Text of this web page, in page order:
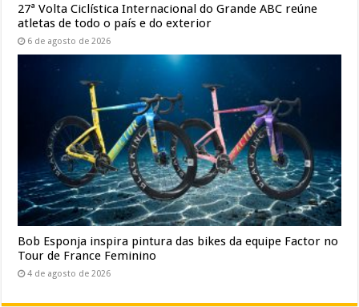
27ª Volta Ciclística Internacional do Grande ABC reúne
atletas de todo o país e do exterior
6 de agosto de 2026
Bob Esponja inspira pintura das bikes da equipe Factor no
Tour de France Feminino
4 de agosto de 2026